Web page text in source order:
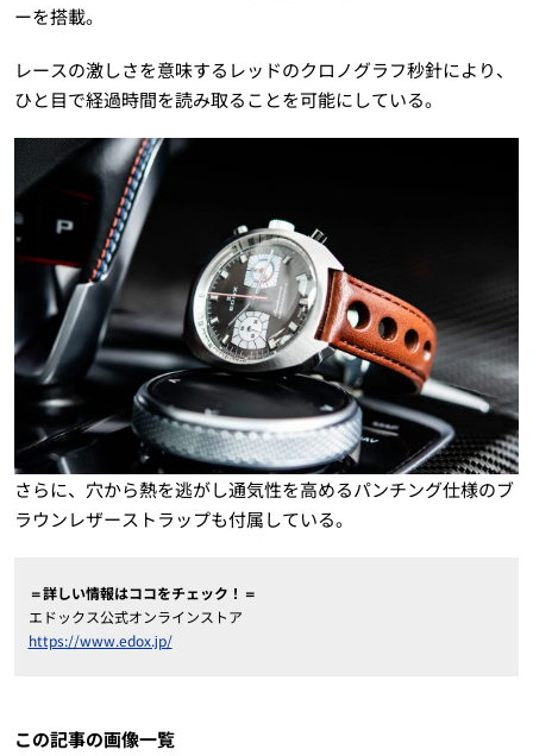
ーを搭載。
レースの激しさを意味するレッドのクロノグラフ秒針により、
ひと目で経過時間を読み取ることを可能にしている。
さらに、穴から熱を逃がし通気性を高めるパンチング仕様のブ
ラウンレザーストラップも付属している。
＝詳しい情報はココをチェック！＝
エドックス公式オンラインストア
https://www.edox.jp/
この記事の画像一覧